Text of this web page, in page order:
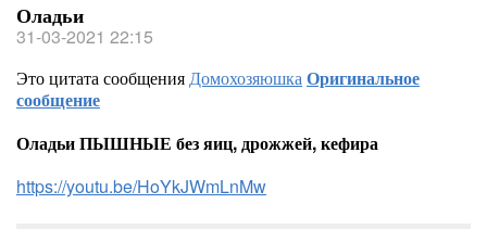
Оладьи
31-03-2021 22:15
Это цитата сообщенияДомохозяюшкаОригинальное
сообщение
Оладьи ПЫШНЫЕ без яиц, дрожжей, кефира
https://youtu.be/HoYkJWmLnMw